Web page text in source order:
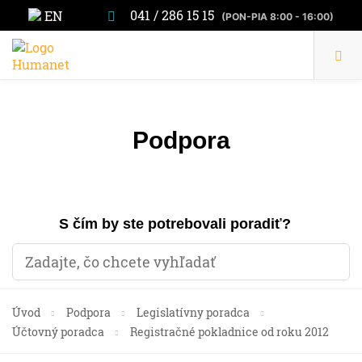
EN 041 / 286 15 15 (PON-PIA 8:00 - 16:00)
Podpora
S čím by ste potrebovali poradiť?
Úvod Podpora
Legislatívny poradca
Účtovný poradca
Registračné pokladnice od roku 2012